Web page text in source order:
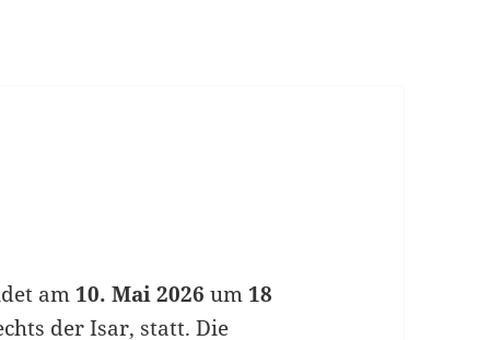
am 10. Mai 2026 um 18
der Isar, statt. Die